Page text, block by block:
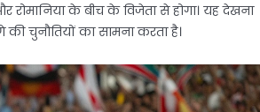
के बीच के विजेता से होगा। यह देखना
चुनौतियों का सामना करता है।